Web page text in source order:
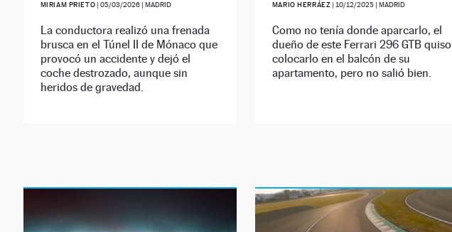
MIRIAM PRIETO |05/03/2026 | MADRID
La conductora realizó una frenada
brusca en el Túnel II de Mónaco que
provocó un accidente y dejó el
coche destrozado, aunque sin
heridos de gravedad.
MARIO HERRÁEZ | 10/12/2025 | MADRID
Como no tenía donde aparcarlo, el
dueño de este Ferrari 296 GTB quiso
colocarlo en el balcón de su
apartamento, pero no salió bien.